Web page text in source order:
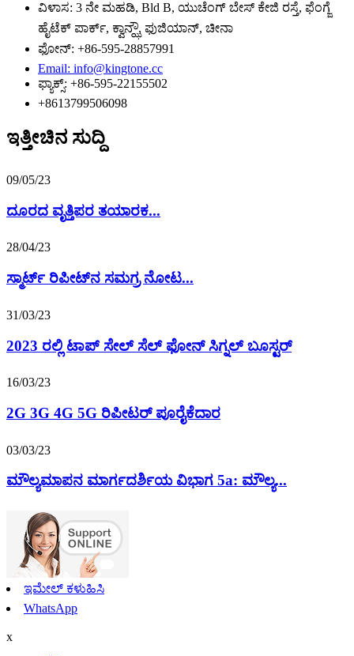
ವಿಳಾಸ: 3 ನೇ ಮಹಡಿ, Bld B, ಯುಚೆಂಗ್ ಬೇಸ್ ಕೇಜಿ ರಸ್ತೆ, ಫೆಂಗ್ಜೆ
ಹೈಟೆಕ್ ಪಾರ್ಕ್, ಕ್ವಾನ್ಝೌ, ಫುಜಿಯಾನ್, ಚೀನಾ
ಫೋನ್: +86-595-28857991
Email: info@kingtone.cc
ಫ್ಯಾಕ್ಸ್: +86-595-22155502
+8613799506098
ಇತ್ತೀಚಿನ ಸುದ್ದಿ
09/05/23
ದೂರದ ವೃತ್ತಿಪರ ತಯಾರಕ...
28/04/23
ಸ್ಮಾರ್ಟ್ ರಿಪೀಟ್‌ನ ಸಮಗ್ರ ನೋಟ...
31/03/23
2023 ರಲ್ಲಿ ಟಾಪ್ ಸೇಲ್ ಸೆಲ್ ಫೋನ್ ಸಿಗ್ನಲ್ ಬೂಸ್ಟರ್
16/03/23
2G 3G 4G 5G ರಿಪೀಟರ್ ಪೂರೈಕೆದಾರ
03/03/23
ಮೌಲ್ಯಮಾಪನ ಮಾರ್ಗದರ್ಶಿಯ ವಿಭಾಗ 5a: ಮೌಲ್ಯ...
ಇಮೇಲ್ ಕಳುಹಿಸಿ
WhatsApp
x